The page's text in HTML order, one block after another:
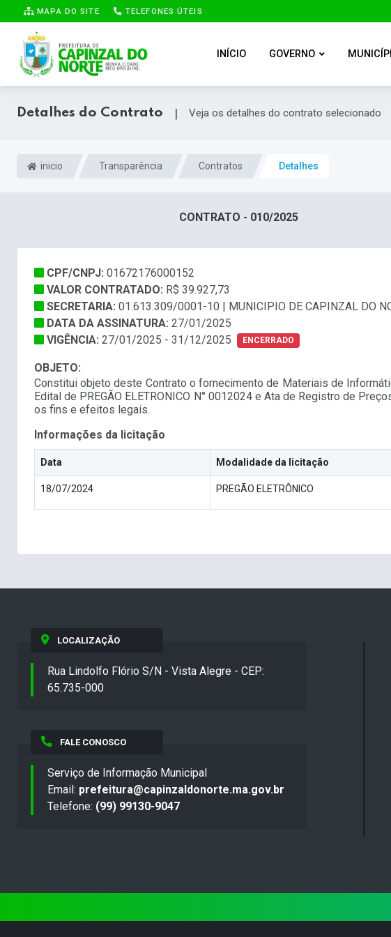
MAPA DO SITE TELEFONES ÚTEIS
INÍCIO GOVERNO
Detalhes do Contrato | Veja os detalhes do contrato selecionado
inicio Transparência Contratos Detalhes
CONTRATO - 010/2025
CPF/CNPJ: 01672176000152
VALOR CONTRATADO: R$ 39.927,73
SECRETARIA: 01.613.309/0001-10 | MUNICIPIO DE CAPINZAL DO
DATA DA ASSINATURA: 27/01/2025
VIGÊNCIA: 27/01/2025 - 31/12/2025 ENCERRADO
OBJETO:
Constitui objeto deste Contrato o fornecimento de Materiais de
Edital de PREGÃO ELETRONICO N° 0012024 e Ata de Registro de
os fins e efeitos legais.
Informações da licitação
Data Modalidade da licitação
18/07/2024 PREGÃO ELETRÔNICO
LOCALIZAÇÃO
Rua Lindolfo Flório S/N - Vista Alegre - CEP:
65.735-000
FALE CONOSCO
Serviço de Informação Municipal
Email: prefeitura@capinzaldonorte.ma.gov.br
Telefone: (99) 99130-9047